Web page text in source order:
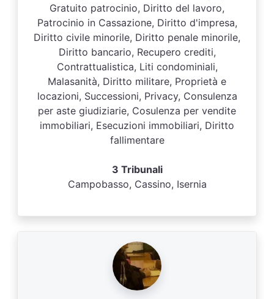
Gratuito patrocinio, Diritto del lavoro,
Patrocinio in Cassazione, Diritto d'impresa,
Diritto civile minorile, Diritto penale minorile,
Diritto bancario, Recupero crediti,
Contrattualistica, Liti condominiali,
Malasanità, Diritto militare, Proprietà e
locazioni, Successioni, Privacy, Consulenza
per aste giudiziarie, Cosulenza per vendite
immobiliari, Esecuzioni immobiliari, Diritto
fallimentare
3 Tribunali
Campobasso, Cassino, Isernia